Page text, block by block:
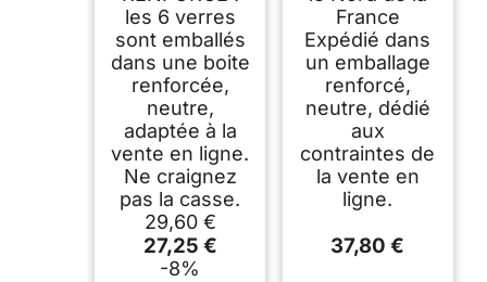
les 6 verres
sont emballés
dans une boite
renforcée,
neutre,
adaptée à la
vente en ligne.
Ne craignez
pas la casse.
29,60 €
27,25 €
-8%
France
Expédié dans
un emballage
renforcé,
neutre, dédié
aux
contraintes de
la vente en
ligne.
37,80 €